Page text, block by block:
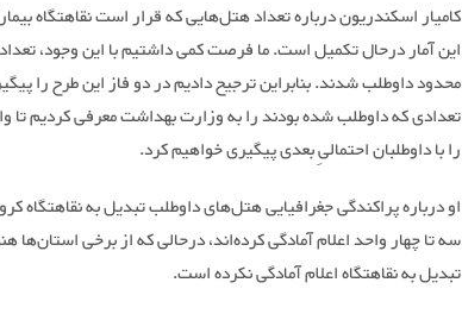
کامیار اسکندریون درباره تعداد هتل‌هایی که قرار است نقاهتگاه
این آمار درحال تکمیل است. ما فرصت کمی داشتیم با این وجود،
محدود داوطلب شدند. بنابراین ترجیح دادیم در دو فاز این طرح را
تعدادی که داوطلب شده بودند را به وزارت بهداشت معرفی کردیم تا
را با داوطلبان احتمالیِ بعدی پیگیری خواهیم کرد.
او درباره پراکندگی جغرافیایی هتل‌های داوطلب تبدیل به نقاهتگاه
سه تا چهار واحد اعلام آمادگی کرده‌اند، درحالی که از برخی استان‌ها
تبدیل به نقاهتگاه اعلام آمادگی نکرده است.